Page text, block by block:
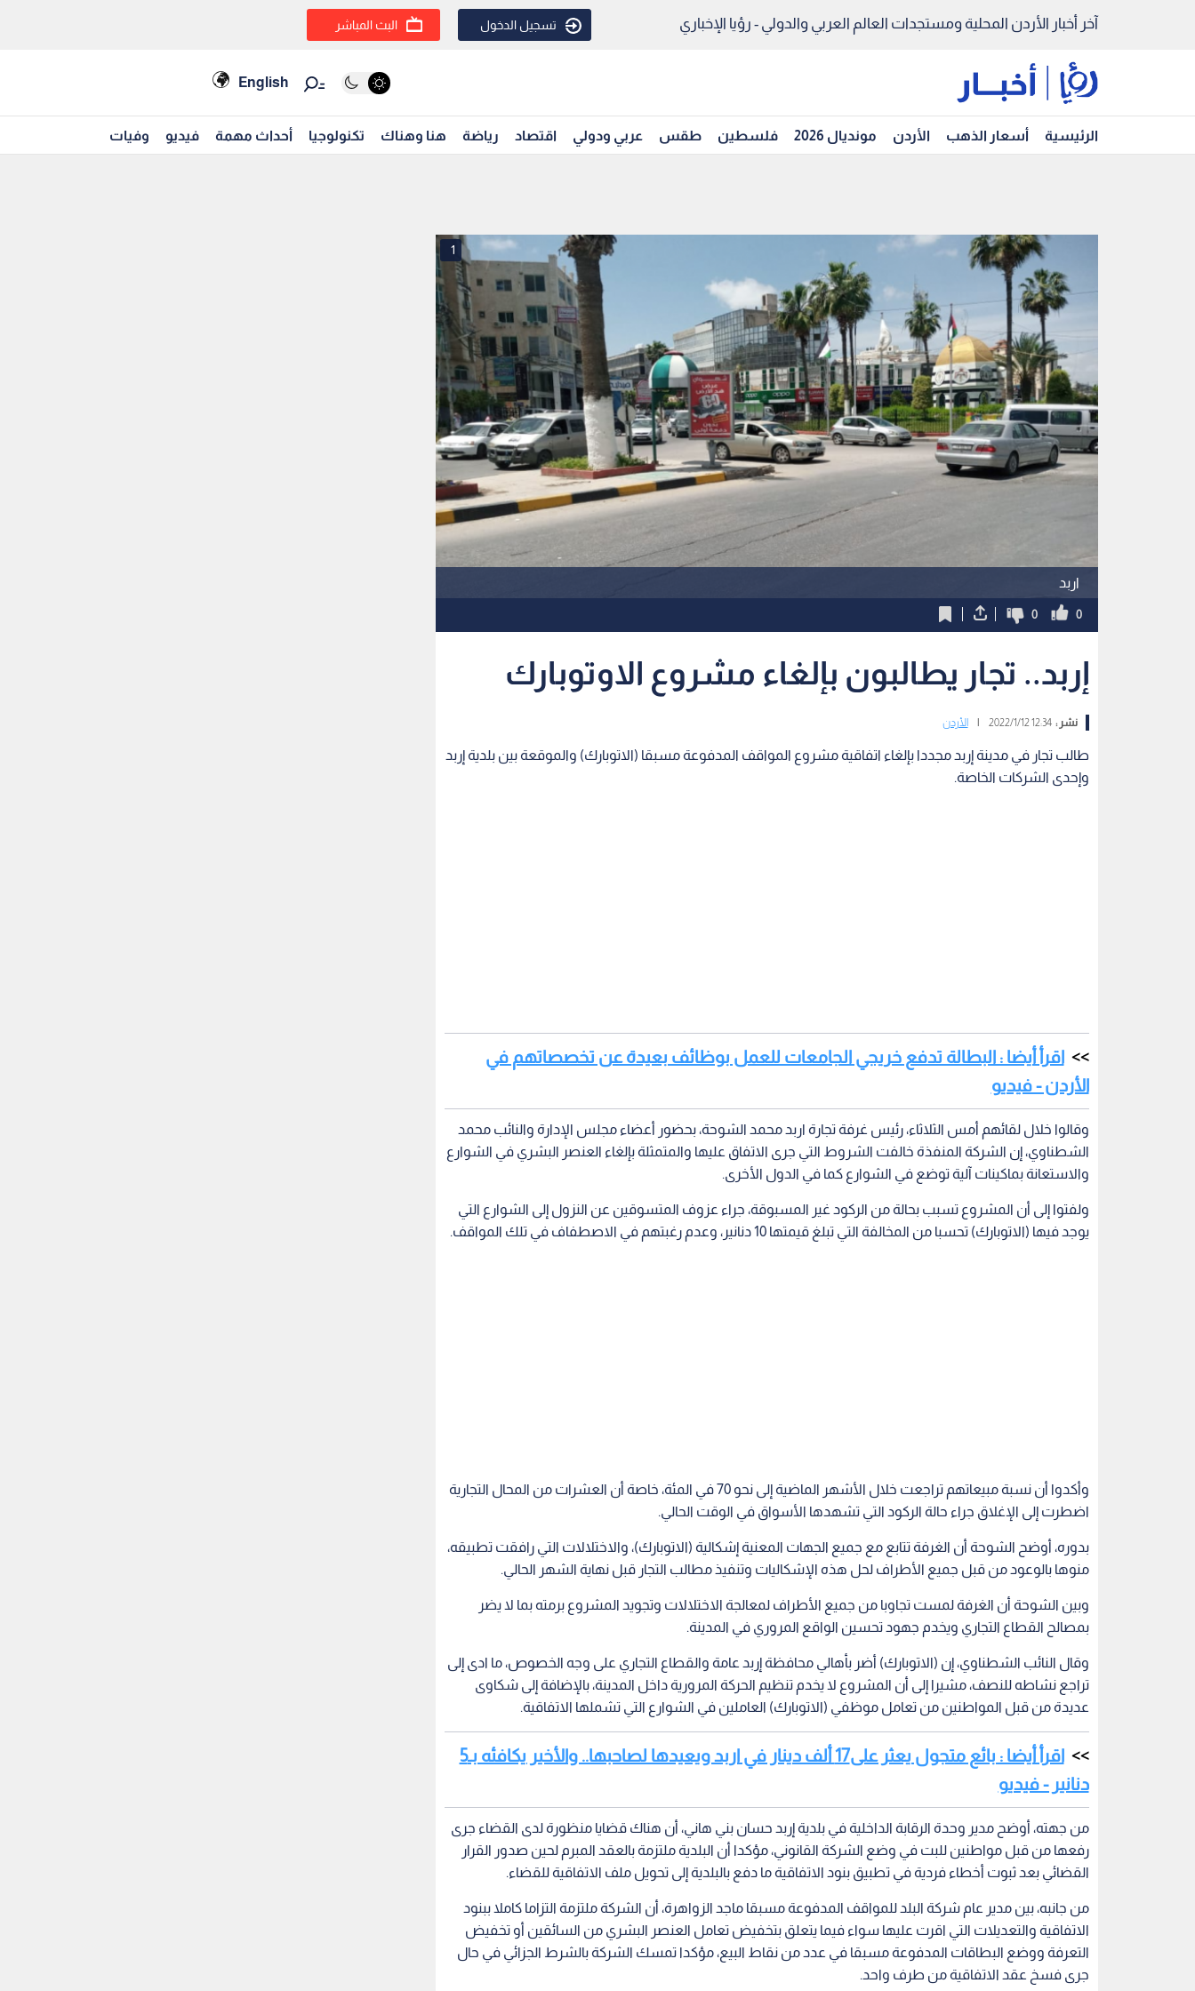
آخر أخبار الأردن المحلية ومستجدات العالم العربي والدولي - رؤيا الإخباري تسجيل الدخول البث المباشر
English
الرئيسية أسعار الذهب الأردن مونديال 2026 فلسطين طقس عربي ودولي اقتصاد رياضة هنا وهناك تكنولوجيا أحداث مهمة فيديو وفيات
اربد
1
0
0
إربد.. تجار يطالبون بإلغاء مشروع الاوتوبارك
نشر :12:34 2022/1/12 الأردن
طالب تجار في مدينة إربد مجددا بإلغاء اتفاقية مشروع المواقف المدفوعة مسبقا (الاتوبارك) والموقعة بين بلدية إربد
وإحدى الشركات الخاصة.
اقرأ أيضا : البطالة تدفع خريجي الجامعات للعمل بوظائف بعيدة عن تخصصاتهم في
الأردن - فيديو
وقالوا خلال لقائهم أمس الثلاثاء، رئيس غرفة تجارة اربد محمد الشوحة، بحضور أعضاء مجلس الإدارة والنائب محمد
الشطناوي، إن الشركة المنفذة خالفت الشروط التي جرى الاتفاق عليها والمتمثلة بإلغاء العنصر البشري في الشوارع
والاستعانة بماكينات آلية توضع في الشوارع كما في الدول الأخرى.
ولفتوا إلى أن المشروع تسبب بحالة من الركود غير المسبوقة، جراء عزوف المتسوقين عن النزول إلى الشوارع التي
يوجد فيها (الاتوبارك) تحسبا من المخالفة التي تبلغ قيمتها 10 دنانير، وعدم رغبتهم في الاصطفاف في تلك المواقف.
وأكدوا أن نسبة مبيعاتهم تراجعت خلال الأشهر الماضية إلى نحو 70 في المئة، خاصة أن العشرات من المحال التجارية
اضطرت إلى الإغلاق جراء حالة الركود التي تشهدها الأسواق في الوقت الحالي.
بدوره، أوضح الشوحة أن الغرفة تتابع مع جميع الجهات المعنية إشكالية (الاتوبارك)، والاختلالات التي رافقت تطبيقه،
منوها بالوعود من قبل جميع الأطراف لحل هذه الإشكاليات وتنفيذ مطالب التجار قبل نهاية الشهر الحالي.
وبين الشوحة أن الغرفة لمست تجاوبا من جميع الأطراف لمعالجة الاختلالات وتجويد المشروع برمته بما لا يضر
بمصالح القطاع التجاري ويخدم جهود تحسين الواقع المروري في المدينة.
وقال النائب الشطناوي، إن (الاتوبارك) أضر بأهالي محافظة إربد عامة والقطاع التجاري على وجه الخصوص، ما ادى إلى
تراجع نشاطه للنصف، مشيرا إلى أن المشروع لا يخدم تنظيم الحركة المرورية داخل المدينة، بالإضافة إلى شكاوى
عديدة من قبل المواطنين من تعامل موظفي (الاتوبارك) العاملين في الشوارع التي تشملها الاتفاقية.
اقرأ أيضا : بائع متجول يعثر على17 ألف دينار في اربد ويعيدها لصاحبها.. والأخير يكافئه بـ5
دنانير - فيديو
من جهته، أوضح مدير وحدة الرقابة الداخلية في بلدية إربد حسان بني هاني، أن هناك قضايا منظورة لدى القضاء جرى
رفعها من قبل مواطنين للبت في وضع الشركة القانوني، مؤكدا أن البلدية ملتزمة بالعقد المبرم لحين صدور القرار
القضائي بعد ثبوت أخطاء فردية في تطبيق بنود الاتفاقية ما دفع بالبلدية إلى تحويل ملف الاتفاقية للقضاء.
من جانبه، بين مدير عام شركة البلد للمواقف المدفوعة مسبقا ماجد الزواهرة، أن الشركة ملتزمة التزاما كاملا ببنود
الاتفاقية والتعديلات التي اقرت عليها سواء فيما يتعلق بتخفيض تعامل العنصر البشري من السائقين أو تخفيض
التعرفة ووضع البطاقات المدفوعة مسبقا في عدد من نقاط البيع، مؤكدا تمسك الشركة بالشرط الجزائي في حال
جرى فسخ عقد الاتفاقية من طرف واحد.